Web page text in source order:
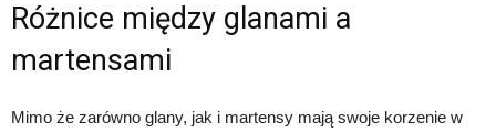
Różnice między glanami a
martensami
Mimo że zarówno glany, jak i martensy mają swoje korzenie w